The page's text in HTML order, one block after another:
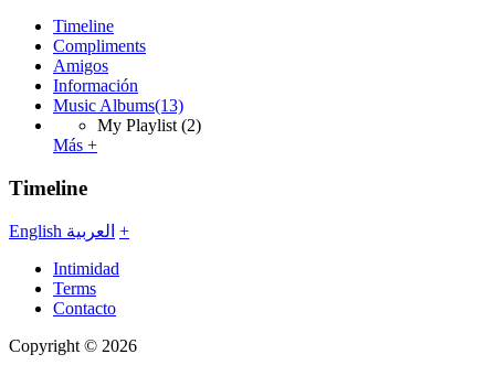
Timeline
Compliments
Amigos
Información
Music Albums(13)
My Playlist (2)
Más +
Timeline
English العربية +
Intimidad
Terms
Contacto
Copyright © 2026